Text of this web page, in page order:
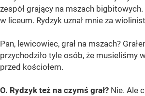
zespół grający na mszach bigbitowych.
w liceum. Rydzyk uznał mnie za
Pan, lewicowiec, grał na mszach?
przychodziło tyle osób, że musieliśmy
przed kościołem.
O. Rydzyk też na czymś grał? Nie. Ale